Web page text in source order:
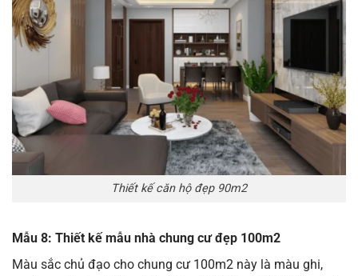
Thiết kế căn hộ đẹp 90m2
Mẫu 8: Thiết kế mẫu nhà chung cư đẹp 100m2
Màu sắc chủ đạo cho chung cư 100m2 này là màu ghi,